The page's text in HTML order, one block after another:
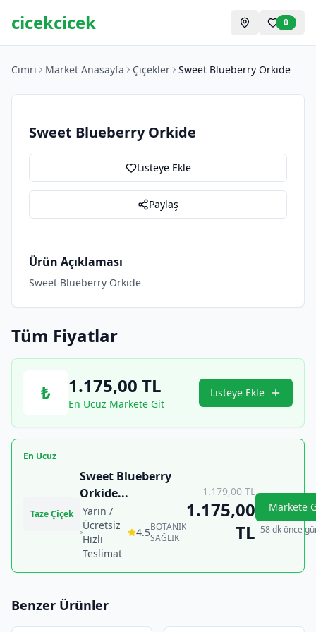
cicekcicek 0
Cimri Market Anasayfa Çiçekler Sweet Blueberry Orkide
Sweet Blueberry Orkide
Listeye Ekle
Paylaş
Ürün Açıklaması
Sweet Blueberry Orkide
Tüm Fiyatlar
₺ 1.175,00 TL
En Ucuz Markete Git
Listeye Ekle
En Ucuz
Taze Çiçek
Sweet Blueberry
Orkide...
Yarın /
Ücretsiz
Hızlı
Teslimat
4.5BOTANIK
SAĞLIK
1.179,00TL
1.175,00
TL
Markete
58 dk önce
Benzer Ürünler